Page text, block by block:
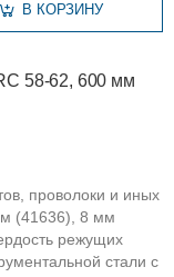
В КОРЗИНУ
58-62, 600 мм
проволоки и иных
(41636), 8 мм
режущих
стали с